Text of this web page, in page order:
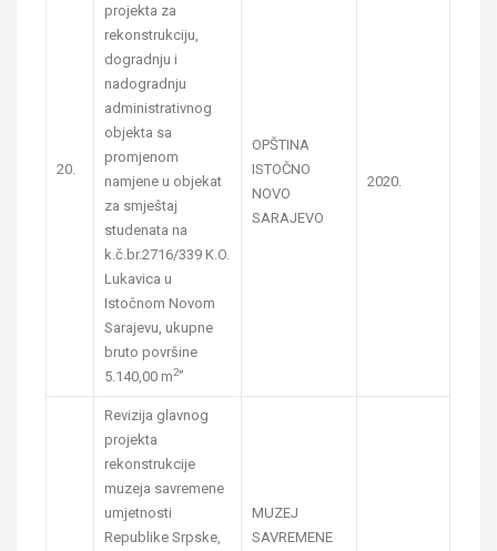
20.
projekta za
rekonstrukciju,
dogradnju i
nadogradnju
administrativnog
objekta sa
promjenom
namjene u objekat
za smještaj
studenata na
k.č.br.2716/339 K.O.
Lukavica u
Istočnom Novom
Sarajevu, ukupne
bruto površine
5.140,00 m2”
OPŠTINA
ISTOČNO
NOVO
SARAJEVO
2020.
Revizija glavnog
projekta
rekonstrukcije
muzeja savremene
umjetnosti
Republike Srpske,
MUZEJ
SAVREMENE